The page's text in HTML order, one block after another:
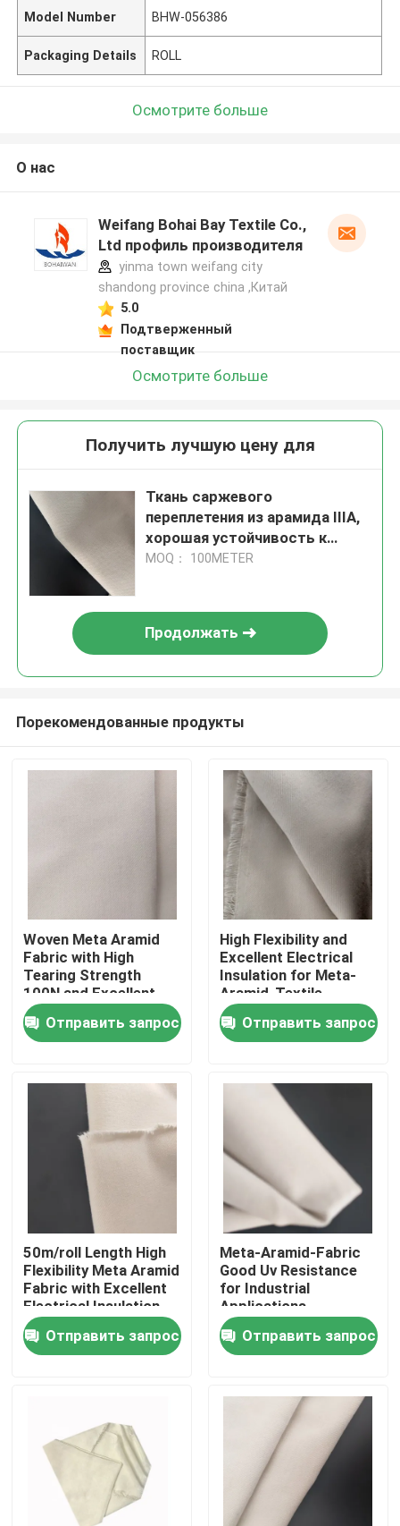
Дом
Путешествие фабрики
Проверка качества
Свяжитесь мы
Ткань Aramid меты
ткань aramid para
Model Number BHW-056386
Packaging Details ROLL
Осмотрите больше
О нас
Weifang Bohai Bay Textile Co.,
Ltd профиль производителя
yinma town weifang city
shandong province china ,Китай
5.0
Подтверженный
поставщик
Осмотрите больше
Получить лучшую цену для
Ткань саржевого
переплетения из арамида IIIA,
хорошая устойчивость к
ультрафиолетовому
MOQ： 100METER
Продолжать
Порекомендованные продукты
Woven Meta Aramid
Fabric with High
Tearing Strength
100N and Excellent
Electrical Insulation
Отправить запрос
High Flexibility and
Excellent Electrical
Insulation for Meta-
Aramid-Textile
Отправить запрос
50m/roll Length High
Flexibility Meta Aramid
Fabric with Excellent
Electrical Insulation
Отправить запрос
Meta-Aramid-Fabric
Good Uv Resistance
for Industrial
Applications
Отправить запрос